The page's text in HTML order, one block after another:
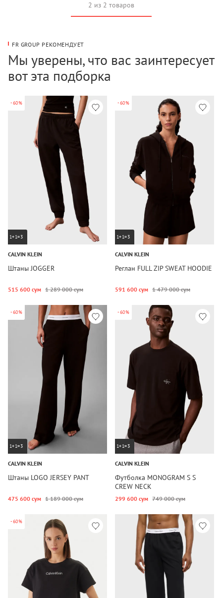
2 из 2 товаров
FR GROUP РЕКОМЕНДУЕТ
Мы уверены, что вас заинтересует
вот эта подборка
-60%
1+1=3
CALVIN KLEIN
Штаны JOGGER
515 600 сум 1 289 000 сум
-60%
1+1=3
CALVIN KLEIN
Реглан FULL ZIP SWEAT HOODIE
591 600 сум 1 479 000 сум
-60%
1+1=3
CALVIN KLEIN
Штаны LOGO JERSEY PANT
475 600 сум 1 189 000 сум
-60%
1+1=3
CALVIN KLEIN
Футболка MONOGRAM S S
CREW NECK
299 600 сум 749 000 сум
-60%